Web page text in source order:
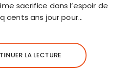
sacrifice dans l’espoir de
cents ans jour pour…
LA LECTURE